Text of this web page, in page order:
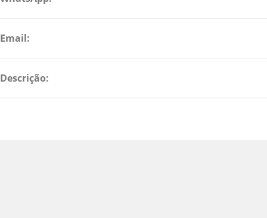
Email:
Descrição: